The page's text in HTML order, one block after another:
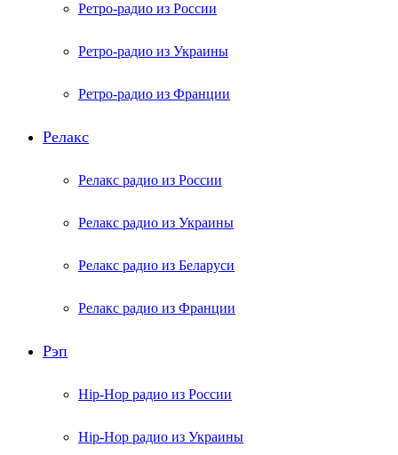
Ретро-радио из России
Ретро-радио из Украины
Ретро-радио из Франции
Релакс
Релакс радио из России
Релакс радио из Украины
Релакс радио из Беларуси
Релакс радио из Франции
Рэп
Hip-Hop радио из России
Hip-Hop радио из Украины